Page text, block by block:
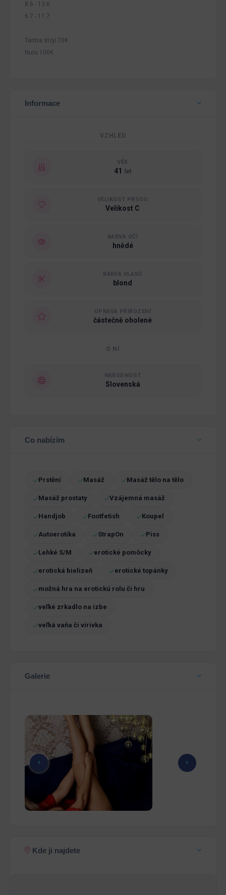
8.6 - 13.6
6.7 - 11.7
Tantra stojí 70€
Nuru 100€
Informace
VZHLED
VĚK
41 let
VELIKOST PRSOU
Velikost C
BARVA OČÍ
hnědé
BARVA VLASŮ
blond
ÚPRAVA PŘIROZENÍ
částečně oholené
O NÍ
NÁRODNOST
Slovenská
Co nabízím
Prstění Masáž Masáž tělo na tělo
Masáž prostaty Vzájemná masáž
Handjob Footfetish Koupel
Autoerotika StrapOn Piss
Lehké S/M erotické pomôcky
erotická bielizeň erotické topánky
možná hra na erotickú rolu či hru
veľké zrkadlo na izbe
veľká vaňa či vírivka
Galerie
Kde ji najdete